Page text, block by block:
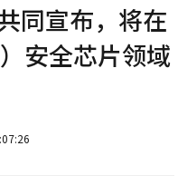
同宣布，将在
安全芯片领域